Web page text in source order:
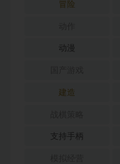
冒险
动漫
建造
支持手柄